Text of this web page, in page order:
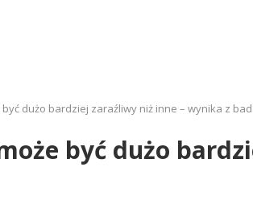
być dużo bardziej zaraźliwy niż inne – wynika z
być dużo